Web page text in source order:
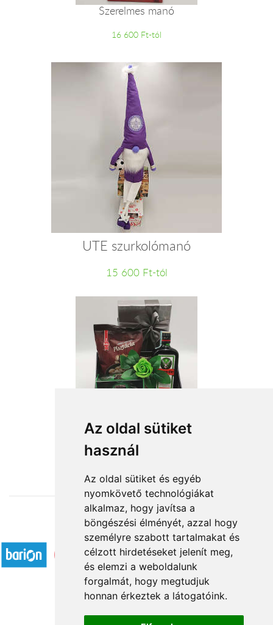
Az oldal sütiket
használ
Az oldal sütiket és egyéb
nyomkövető technológiákat
alkalmaz, hogy javítsa a
böngészési élményét, azzal hogy
személyre szabott tartalmakat és
célzott hirdetéseket jelenít meg,
és elemzi a weboldalunk
forgalmát, hogy megtudjuk
honnan érkeztek a látogatóink.
Szerelmes manó
16 600 Ft-tól
UTE szurkolómanó
15 600 Ft-tól
Zöld varázslat
21 600 Ft-tól
Elfogadott fizetési módok
Á.SZ.F.